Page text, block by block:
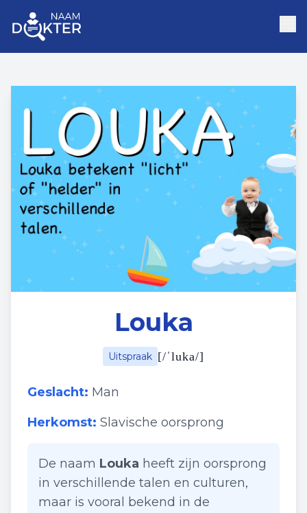
Louka
Uitspraak [/ˈluka/]
Geslacht: Man
Herkomst: Slavische oorsprong
De naam Louka heeft zijn oorsprong
in verschillende talen en culturen,
maar is vooral bekend in de